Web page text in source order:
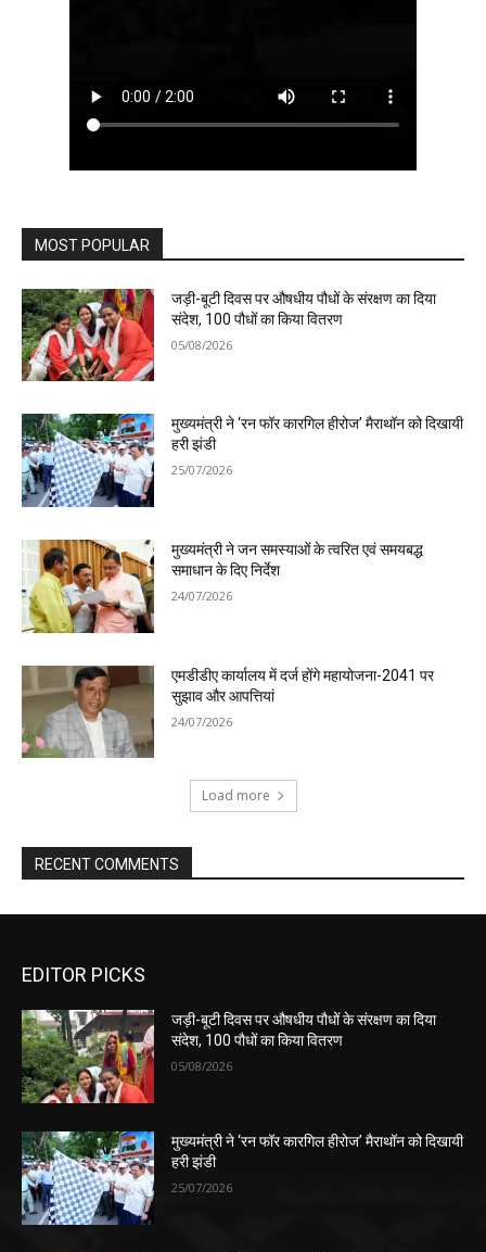
MOST POPULAR
जड़ी-बूटी दिवस पर औषधीय पौधों के संरक्षण का दिया
संदेश, 100 पौधों का किया वितरण
05/08/2026
मुख्यमंत्री ने ‘रन फॉर कारगिल हीरोज’ मैराथॉन को दिखायी
हरी झंडी
25/07/2026
मुख्यमंत्री ने जन समस्याओं के त्वरित एवं समयबद्ध
समाधान के दिए निर्देश
24/07/2026
एमडीडीए कार्यालय में दर्ज होंगे महायोजना-2041 पर
सुझाव और आपत्तियां
24/07/2026
Load more
RECENT COMMENTS
EDITOR PICKS
जड़ी-बूटी दिवस पर औषधीय पौधों के संरक्षण का दिया
संदेश, 100 पौधों का किया वितरण
05/08/2026
मुख्यमंत्री ने ‘रन फॉर कारगिल हीरोज’ मैराथॉन को दिखायी
हरी झंडी
25/07/2026